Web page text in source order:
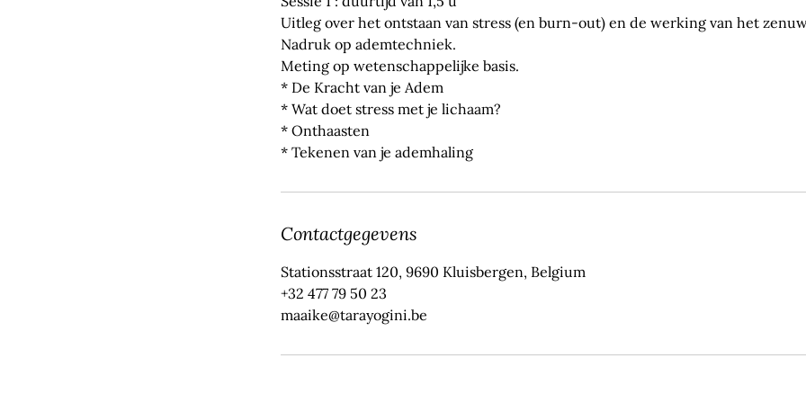
Uitleg over het ontstaan van stress (en burn-out) en de werking van het
Nadruk op ademtechniek.
Meting op wetenschappelijke basis.
* De Kracht van je Adem
* Wat doet stress met je lichaam?
* Onthaasten
* Tekenen van je ademhaling
Contactgegevens
Stationsstraat 120, 9690 Kluisbergen, Belgium
+32 477 79 50 23
maaike@tarayogini.be